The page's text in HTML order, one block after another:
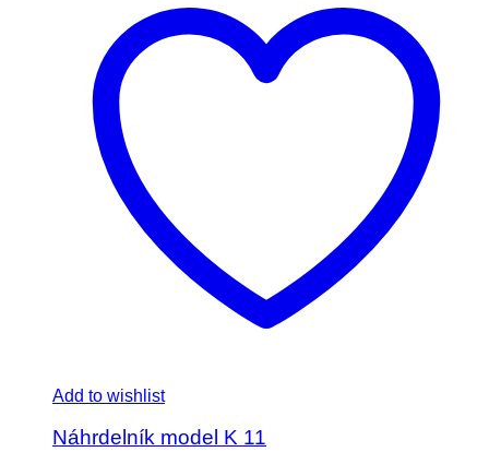
Add to wishlist
Náhrdelník model K 11